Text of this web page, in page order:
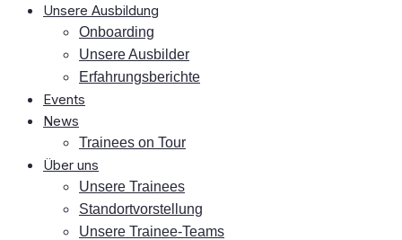
Un­se­re Ausbildung
On­boar­ding
Un­se­re Ausbilder
Er­fah­rungs­be­rich­te
Events
News
Trai­nees on Tour
Über uns
Un­se­re Trainees
Stand­ort­vor­stel­lung
Un­se­re Trainee-Teams